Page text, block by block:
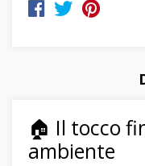
🏠 Il tocco
ambiente